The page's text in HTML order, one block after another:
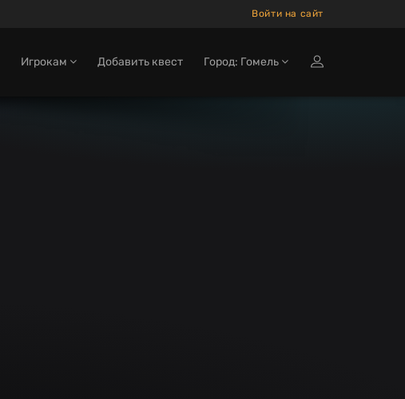
Войти на сайт
Игрокам Добавить квест Город: Гомель